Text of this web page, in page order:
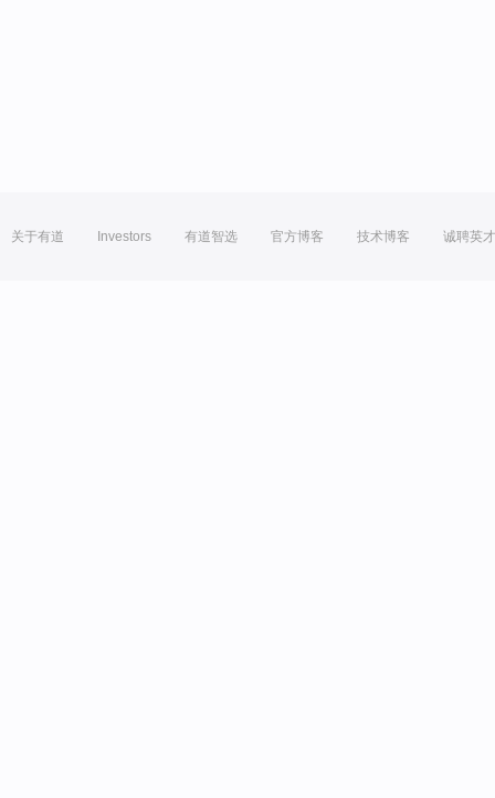
关于有道 Investors 有道智选 官方博客 技术博客 诚聘英才